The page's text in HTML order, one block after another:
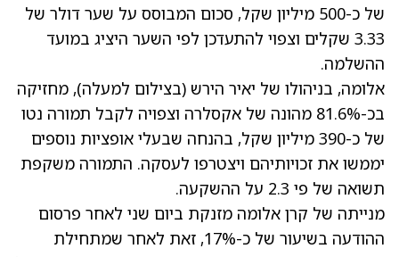
של כ-500 מיליון שקל, סכום המבוסס על שער דולר של
3.33 שקלים וצפוי להתעדכן לפי השער היציג במועד
ההשלמה.
אלומה, בניהולו של יאיר הירש (בצילום למעלה), מחזיקה
בכ-81.6% מהונה של אקסלרה וצפויה לקבל תמורה נטו
של כ-390 מיליון שקל, בהנחה שבעלי אופציות נוספים
יממשו את זכויותיהם ויצטרפו לעסקה. התמורה משקפת
תשואה של פי 2.3 על ההשקעה.
מנייתה של קרן אלומה מזנקת ביום שני לאחר פרסום
ההודעה בשיעור של כ-17%, זאת לאחר שמתחילת